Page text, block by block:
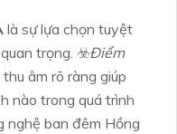
là sự lựa chọn tuyệt
trọng. ☣️Điểm
âm rõ ràng giúp
nào trong quá trình
nghệ ban đêm Hồng